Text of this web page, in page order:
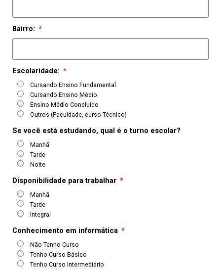
Bairro:
Escolaridade:
Cursando Ensino Fundamental
Cursando Ensino Médio
Ensino Médio Concluído
Outros (Faculdade, curso Técnico)
Se você está estudando, qual é o turno escolar?
Manhã
Tarde
Noite
Disponibilidade para trabalhar
Manhã
Tarde
Integral
Conhecimento em informática
Não Tenho Curso
Tenho Curso Básico
Tenho Curso Intermediário